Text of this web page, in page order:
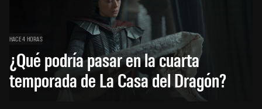
HACE 4 HORAS
¿Qué podría pasar en la cuarta
temporada de La Casa del Dragón?